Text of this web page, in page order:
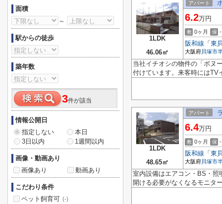
1LDK
46.06㎡
アパート
6.2万円
敷 0ヶ月 保 -
阪和線 「 東
大阪府貝塚市
当社イチオシの物件の「ボヌ
付けています。来客時にはTV
1LDK
48.65㎡
アパート
6.4万円
敷 0ヶ月 保 -
阪和線 「 東
大阪府貝塚市
室内設備はエアコン・BS・照
開ける必要がなくなるモニタ
面積
～
駅からの徒歩
築年数
3件が該当
情報公開日
指定しない
本日
3日以内
1週間以内
画像・動画あり
画像あり
動画あり
こだわり条件
ペット飼育可 (-)